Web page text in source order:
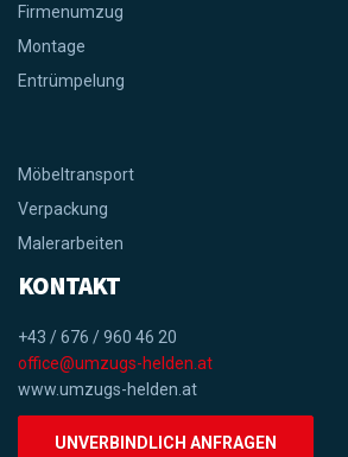
Firmenumzug
Montage
Entrümpelung
Möbeltransport
Verpackung
Malerarbeiten
KONTAKT
+43 / 676 / 960 46 20
office@umzugs-helden.at
www.umzugs-helden.at
UNVERBINDLICH ANFRAGEN